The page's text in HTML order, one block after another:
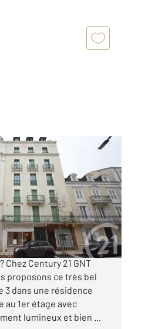
à vendre
€
vichyssoise et les
Century 21 GNT
proposons ce très bel
3 dans une résidence
au 1er étage avec
lumineux et bien ...